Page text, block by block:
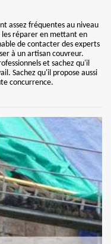
assez fréquentes au niveau
les réparer en mettant en
de contacter des experts
à un artisan couvreur.
et sachez qu'il
Sachez qu'il propose aussi
concurrence.